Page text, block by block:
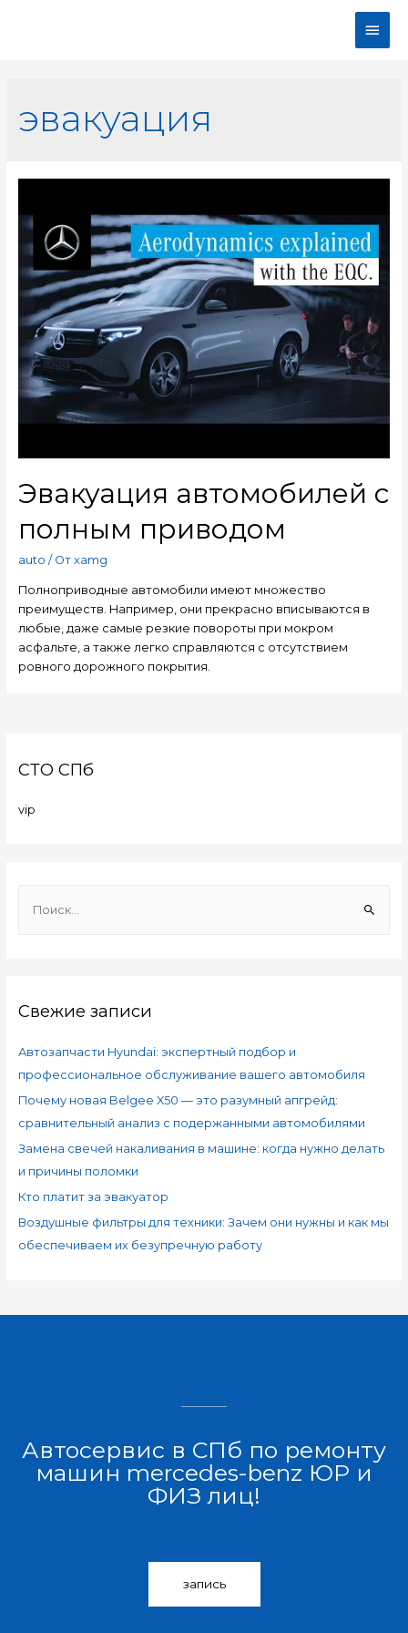
эвакуация
Эвакуация автомобилей с
полным приводом
auto / От xamg
Полноприводные автомобили имеют множество
преимуществ. Например, они прекрасно вписываются в
любые, даже самые резкие повороты при мокром
асфальте, а также легко справляются с отсутствием
ровного дорожного покрытия.
СТО СПб
vip
Свежие записи
Автозапчасти Hyundai: экспертный подбор и
профессиональное обслуживание вашего автомобиля
Почему новая Belgee X50 — это разумный апгрейд:
сравнительный анализ с подержанными автомобилями
Замена свечей накаливания в машине: когда нужно делать
и причины поломки
Кто платит за эвакуатор
Воздушные фильтры для техники: Зачем они нужны и как мы
обеспечиваем их безупречную работу
Автосервис в СПб по ремонту
машин mercedes-benz ЮР и
ФИЗ лиц!
запись